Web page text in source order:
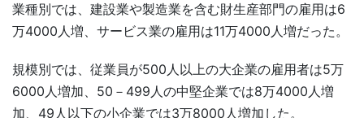
業種別では、建設業や製造業を含む財生産部門の雇用は6
万4000人増、サービス業の雇用は11万4000人増だった。
規模別では、従業員が500人以上の大企業の雇用者は5万
6000人増加、50－499人の中堅企業では8万4000人増
加、49人以下の小企業では3万8000人増加した。